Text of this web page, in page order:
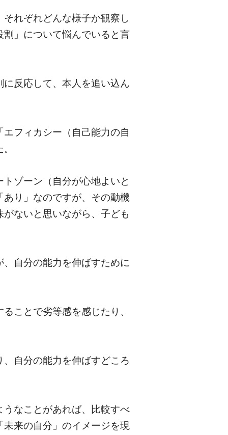
れぞれどんな様子か観察し
」について悩んでいると言
反応して、本人を追い込ん
フィカシー（自己能力の自
ゾーン（自分が心地よいと
り」なのですが、その動機
ないと思いながら、子ども
自分の能力を伸ばすために
ことで劣等感を感じたり、
自分の能力を伸ばすどころ
なことがあれば、比較すべ
来の自分」のイメージを現